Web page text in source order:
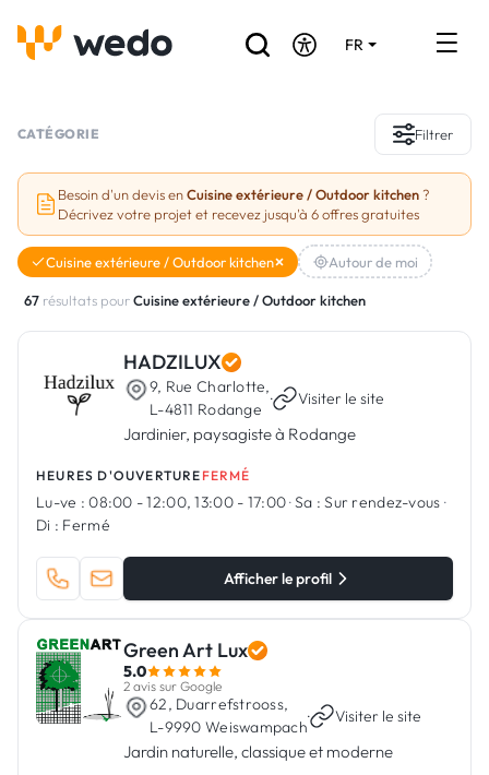
FR
Réalisations
Aides et subventions
Vous êtes un Artisan ?
Connexion
CATÉGORIE Filtrer
Besoin d'un devis enCuisine extérieure / Outdoor kitchen ?
Décrivez votre projet et recevez jusqu'à 6 offres gratuites
Cuisine extérieure / Outdoor kitchen Autour de moi
67 résultats pourCuisine extérieure / Outdoor kitchen
HADZILUX
9, Rue Charlotte,
L-4811 Rodange
· Visiter le site
Jardinier, paysagiste à Rodange
HEURES D'OUVERTURE FERMÉ
Lu-ve : 08:00 - 12:00, 13:00 - 17:00·Sa : Sur rendez-vous ·
Di : Fermé
Afficher le profil
Green Art Lux
5.0
2 avis sur Google
62, Duarrefstrooss,
L-9990 Weiswampach
· Visiter le site
Jardin naturelle, classique et moderne